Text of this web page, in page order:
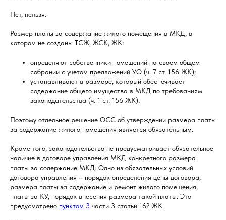
Нет, нельзя.
Размер платы за содержание жилого помещения в МКД, в
котором не созданы ТСЖ, ЖСК, ЖК:
определяют собственники помещений на своем общем
собрании с учетом предложений УО (ч. 7 ст. 156 ЖК);
устанавливают в размере, который обеспечивает
содержание общего имущества в МКД по требованиям
законодательства (ч. 1 ст. 156 ЖК).
Поэтому отдельное решение ОСС об утверждении размера платы
за содержание жилого помещения является обязательным.
Кроме того, законодательство не предусматривает обязательное
наличие в договоре управления МКД конкретного размера
платы за содержание МКД. Одно из обязательных условий
договора управления – порядок определения цены договора,
размера платы за содержание и ремонт жилого помещения,
платы за КУ, порядок внесения размера такой платы. Это
предусмотрено пунктом 3 части 3 статьи 162 ЖК.